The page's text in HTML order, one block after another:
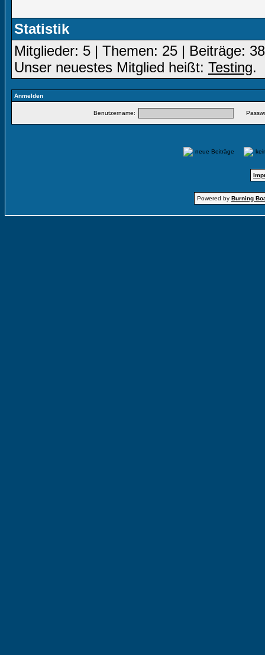
Statistik
Mitglieder: 5 | Themen: 25 | Beiträge:
Unser neuestes Mitglied heißt: Testing.
Anmelden
Benutzername:
neue Beiträge
Powered by Burning